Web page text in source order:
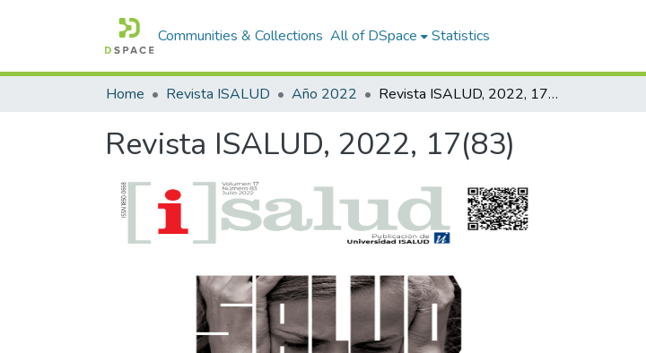
Communities & Collections All of DSpace Statistics
Home Revista ISALUD Año 2022 Revista ISALUD, 2022, 17(83)
Revista ISALUD, 2022, 17(83)